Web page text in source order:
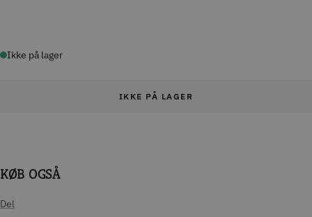
Ikke på lager
IKKE PÅ LAGER
KØB OGSÅ
Del